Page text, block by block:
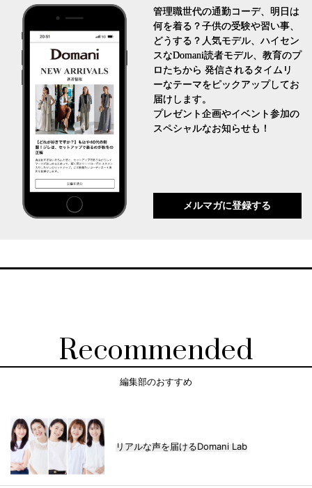
管理職世代の通勤コーデ、明日は
何を着る？子供の受験や習い事、
どうする？人気モデル、ハイセン
スなDomani読者モデル、教育のプ
ロたちから 発信されるタイムリ
ーなテーマをピックアップしてお
届けします。
プレゼント企画やイベント参加の
スペシャルなお知らせも！
メルマガに登録する
Recommended
編集部のおすすめ
リアルな声を届けるDomani Lab